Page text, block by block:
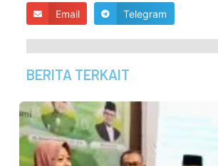
Email Telegram
BERITA TERKAIT